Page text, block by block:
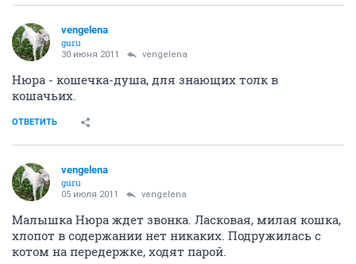
vengelena
guru
30 июня 2011 vengelena
Нюра - кошечка-душа, для знающих толк в
кошачьих.
ОТВЕТИТЬ
vengelena
guru
05 июля 2011 vengelena
Малышка Нюра ждет звонка. Ласковая, милая кошка,
хлопот в содержании нет никаких. Подружилась с
котом на передержке, ходят парой.